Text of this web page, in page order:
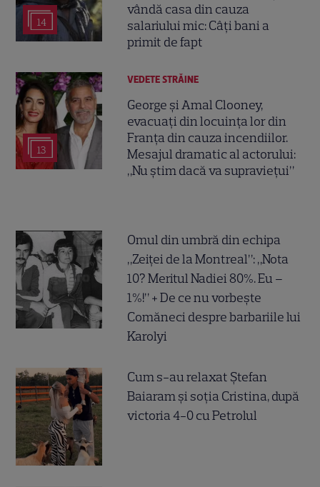
14
vândă casa din cauza
salariului mic: Câți bani a
primit de fapt
13
VEDETE STRĂINE
George și Amal Clooney,
evacuați din locuința lor din
Franța din cauza incendiilor.
Mesajul dramatic al actorului:
„Nu știm dacă va supraviețui”
Omul din umbră din echipa
„Zeiței de la Montreal”: „Nota
10? Meritul Nadiei 80%. Eu –
1%!” + De ce nu vorbește
Comăneci despre barbariile lui
Karolyi
Cum s-au relaxat Ștefan
Baiaram și soția Cristina, după
victoria 4-0 cu Petrolul